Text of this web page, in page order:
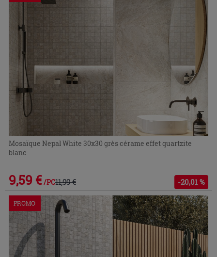
Mosaïque Nepal White 30x30 grès cérame effet quartzite
blanc
9,59 € /PC11,99 € -20,01 %
PROMO